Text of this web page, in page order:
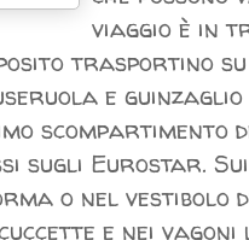
viaggio è in
trasportino
e
sugli Eurostar.
o nel vestibolo
e nei